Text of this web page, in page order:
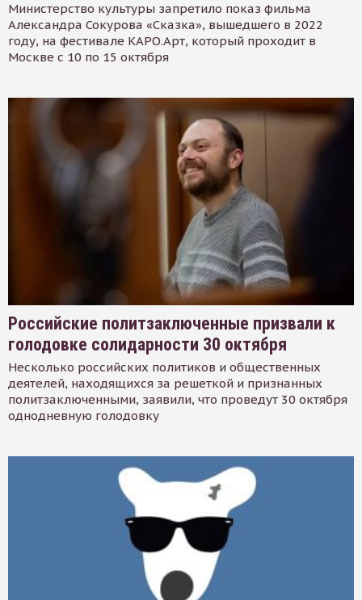
Министерство культуры запретило показ фильма
Александра Сокурова «Сказка», вышедшего в 2022
году, на фестивале КАРО.Арт, который проходит в
Москве с 10 по 15 октября
Российские политзаключенные призвали к
голодовке солидарности 30 октября
Несколько российских политиков и общественных
деятелей, находящихся за решеткой и признанных
политзаключенными, заявили, что проведут 30 октября
однодневную голодовку